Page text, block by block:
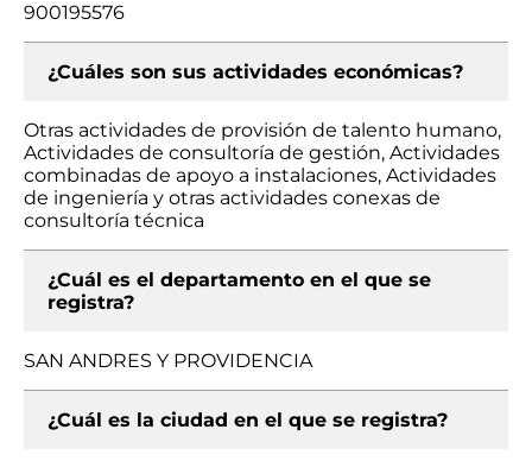
900195576
¿Cuáles son sus actividades económicas?
Otras actividades de provisión de talento humano,
Actividades de consultoría de gestión, Actividades
combinadas de apoyo a instalaciones, Actividades
de ingeniería y otras actividades conexas de
consultoría técnica
¿Cuál es el departamento en el que se
registra?
SAN ANDRES Y PROVIDENCIA
¿Cuál es la ciudad en el que se registra?